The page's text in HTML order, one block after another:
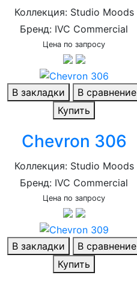
Коллекция: Studio Moods
Бренд: IVC Commercial
Цена по запросу
В закладки
В сравнение
Купить
Chevron 306
Коллекция: Studio Moods
Бренд: IVC Commercial
Цена по запросу
В закладки
В сравнение
Купить